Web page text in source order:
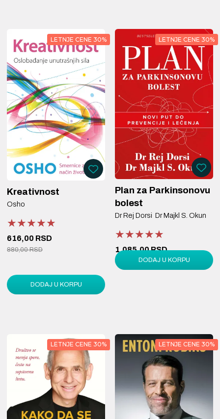
LETNJE CENE 30%
Kreativnost
Osho
★★★★★
★★★★★
★★★★★
616,00 RSD
880,00 RSD
DODAJ U KORPU
LETNJE CENE 30%
Plan za Parkinsonovu
bolest
Dr Rej Dorsi Dr Majkl S. Okun
★★★★★
★★★★★
★★★★★
1.085,00 RSD
1.550,00 RSDDODAJ U KORPU
LETNJE CENE 30% LETNJE CENE 30%